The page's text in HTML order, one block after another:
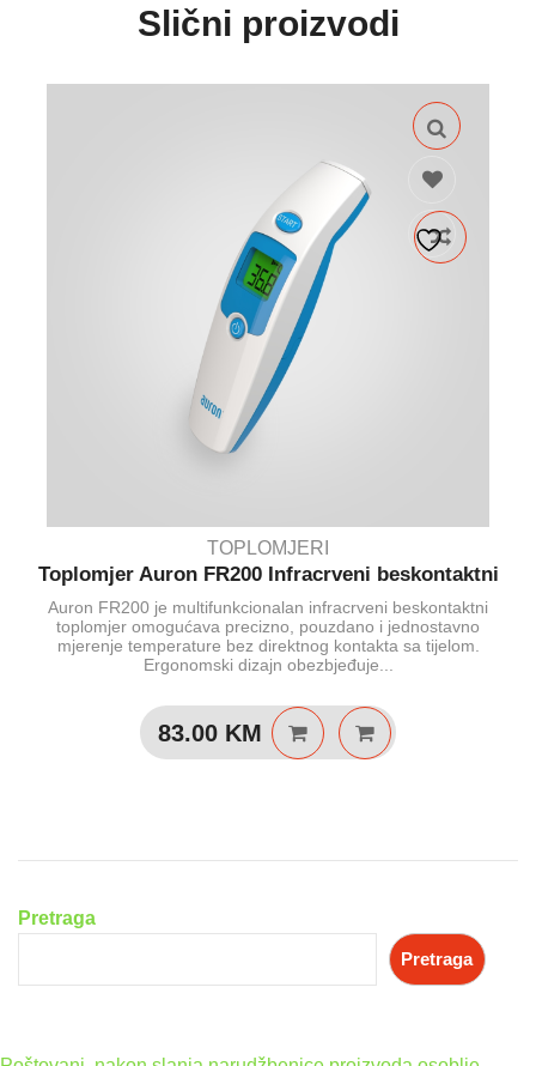
Slični proizvodi
TOPLOMJERI
Toplomjer Auron FR200 Infracrveni beskontaktni
Auron FR200 je multifunkcionalan infracrveni beskontaktni
toplomjer omogućava precizno, pouzdano i jednostavno
mjerenje temperature bez direktnog kontakta sa tijelom.
Ergonomski dizajn obezbjeđuje...
83.00 KM
Pretraga
Pretraga